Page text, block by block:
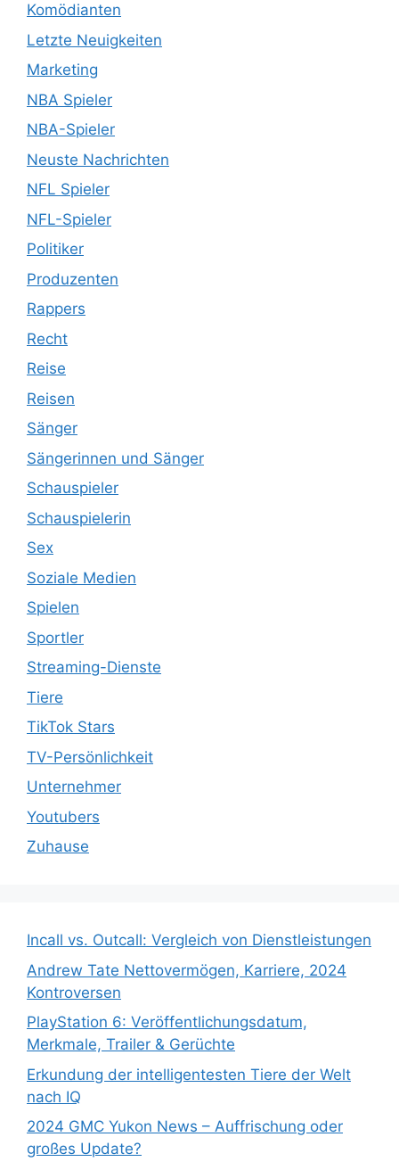
Komödianten
Letzte Neuigkeiten
Marketing
NBA Spieler
NBA-Spieler
Neuste Nachrichten
NFL Spieler
NFL-Spieler
Politiker
Produzenten
Rappers
Recht
Reise
Reisen
Sänger
Sängerinnen und Sänger
Schauspieler
Schauspielerin
Sex
Soziale Medien
Spielen
Sportler
Streaming-Dienste
Tiere
TikTok Stars
TV-Persönlichkeit
Unternehmer
Youtubers
Zuhause
Incall vs. Outcall: Vergleich von Dienstleistungen
Andrew Tate Nettovermögen, Karriere, 2024
Kontroversen
PlayStation 6: Veröffentlichungsdatum,
Merkmale, Trailer & Gerüchte
Erkundung der intelligentesten Tiere der Welt
nach IQ
2024 GMC Yukon News – Auffrischung oder
großes Update?